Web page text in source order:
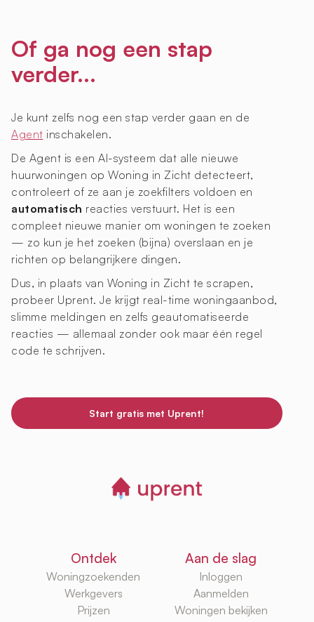
Of ga nog een stap
verder...
Je kunt zelfs nog een stap verder gaan en de
Agent inschakelen.
De Agent is een AI-systeem dat alle nieuwe
huurwoningen op Woning in Zicht detecteert,
controleert of ze aan je zoekfilters voldoen en
automatisch reacties verstuurt. Het is een
compleet nieuwe manier om woningen te zoeken
— zo kun je het zoeken (bijna) overslaan en je
richten op belangrijkere dingen.
Dus, in plaats van Woning in Zicht te scrapen,
probeer Uprent. Je krijgt real-time woningaanbod,
slimme meldingen en zelfs geautomatiseerde
reacties — allemaal zonder ook maar één regel
code te schrijven.
Start gratis met Uprent!
Ontdek
Woningzoekenden
Werkgevers
Prijzen
Aan de slag
Inloggen
Aanmelden
Woningen bekijken